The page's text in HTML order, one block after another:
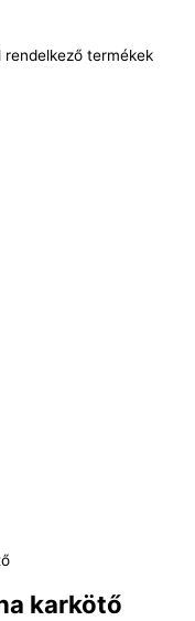
rendelkező termékek
karkötő